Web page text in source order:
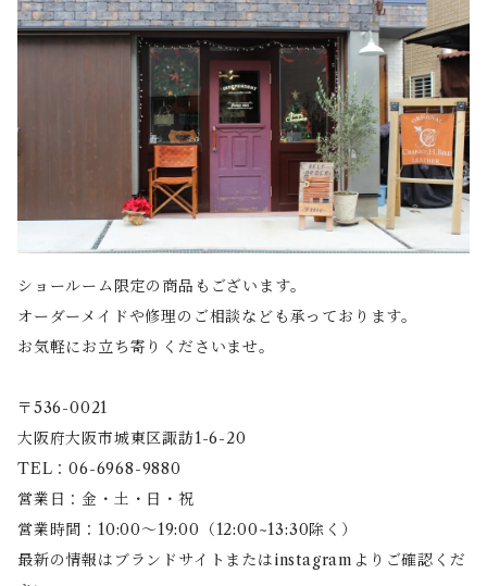
ショールーム限定の商品もございます。
オーダーメイドや修理のご相談なども承っております。
お気軽にお立ち寄りくださいませ。
〒536-0021
大阪府大阪市城東区諏訪1-6-20
TEL：06-6968-9880
営業日：金・土・日・祝
営業時間：10:00〜19:00（12:00~13:30除く）
最新の情報はブランドサイトまたはinstagramよりご確認くだ